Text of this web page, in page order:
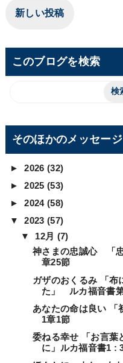
新しい投稿
このブログを検索
そのほかのメッセージ
►2026(32)
►2025(53)
►2024(58)
▼2023(57)
▼ 12月 (7)
神さまの忠誠心 「
章25節
ガザのおくるみ 「
た」 ルカ福音書
あなたの命は良い 「
1章1節
委ねる幸せ 「お言葉
に」ルカ福音書1 :